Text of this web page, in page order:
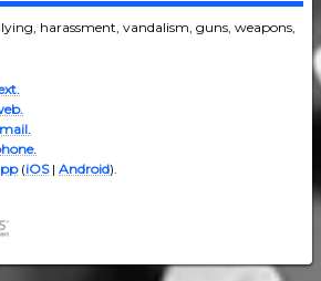
harassment, vandalism, guns, weapons,
(iOS| Android).